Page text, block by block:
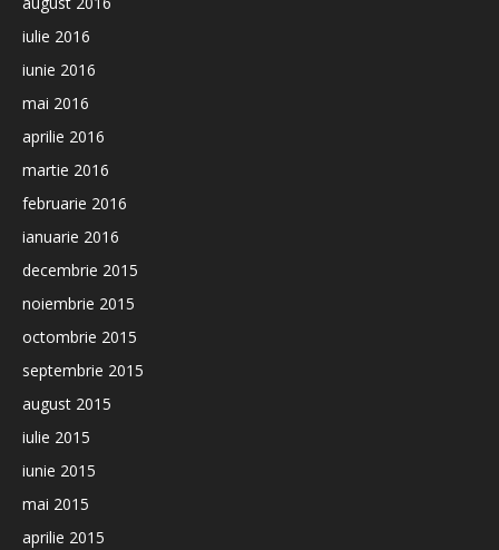
iulie 2016
iunie 2016
mai 2016
aprilie 2016
martie 2016
februarie 2016
ianuarie 2016
decembrie 2015
noiembrie 2015
octombrie 2015
septembrie 2015
august 2015
iulie 2015
iunie 2015
mai 2015
aprilie 2015